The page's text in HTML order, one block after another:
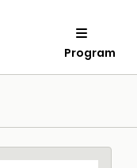
Program